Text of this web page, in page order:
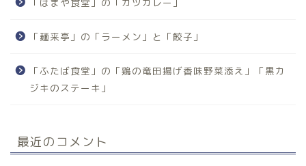
「はまや食堂」の「カツカレー」
「麺来亭」の「ラーメン」と「餃子」
「ふたば食堂」の「鶏の竜田揚げ香味野菜添え」「黒カ
ジキのステーキ」
最近のコメント